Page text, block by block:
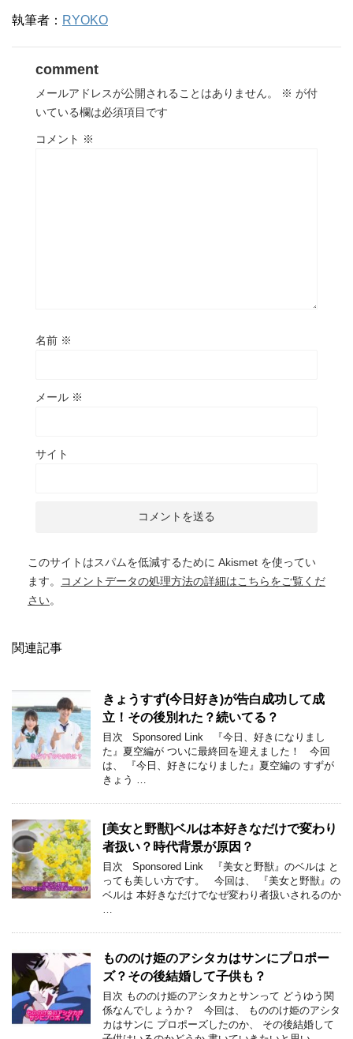
執筆者： RYOKO
comment
メールアドレスが公開されることはありません。 ※ が付
いている欄は必須項目です
コメント ※
名前 ※
メール ※
サイト
このサイトはスパムを低減するために Akismet を使ってい
ます。
コメントデータの処理方法の詳細はこちらをご覧くだ
さい。
関連記事
きょうすず(今日好き)が告白成功して成
立！その後別れた？続いてる？
目次 Sponsored Link 『今日、好きになりまし
た』夏空編が ついに最終回を迎えました！ 今回
は、 『今日、好きになりました』夏空編の すずが
きょう …
[美女と野獣]ベルは本好きなだけで変わり
者扱い？時代背景が原因？
目次 Sponsored Link 『美女と野獣』のベルは と
っても美しい方です。 今回は、 『美女と野獣』の
ベルは 本好きなだけでなぜ変わり者扱いされるのか
…
もののけ姫のアシタカはサンにプロポー
ズ？その後結婚して子供も？
目次 もののけ姫のアシタカとサンって どうゆう関
係なんでしょうか？ 今回は、 もののけ姫のアシタ
カはサンに プロポーズしたのか、 その後結婚して